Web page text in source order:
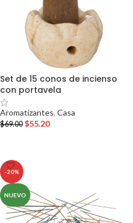
Set de 15 conos de incienso
con portavela
Aromatizantes, Casa
$69.00 $55.20
-20%
NUEVO